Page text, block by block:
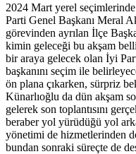
2024 Mart yerel
Parti Genel Başkanı Meral
görevinden ayrılan İlçe
kimin geleceği bu akşam
bir araya gelecek olan İyi
başkanını seçim ile
ön plana çıkarken, sürpriz
Künarlıoğlu da dün akşam
gelerek son toplantısını
beraber yol yürüdüğü yol
yönetimi de hizmetlerinden
bundan sonraki süreçte de